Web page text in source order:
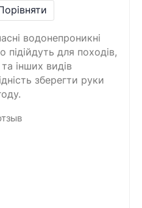
водонепроникні
підійдуть для походів,
інших видів
зберегти руки